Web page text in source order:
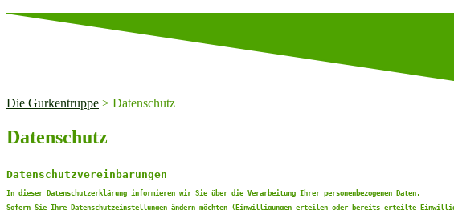
Die Gurkentruppe > Datenschutz
Datenschutz
Datenschutzvereinbarungen
In dieser Datenschutzerklärung informieren wir Sie über die Verarbeitung Ihrer personenbezogenen Daten.
Sofern Sie Ihre Datenschutzeinstellungen ändern möchten (Einwilligungen erteilen oder bereits erteilte